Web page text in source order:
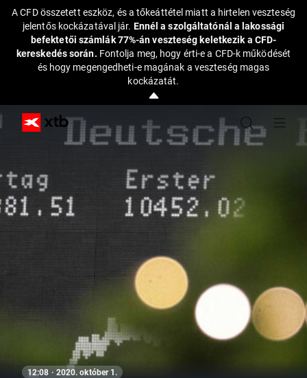
A CFD összetett eszköz, és a tőkeáttétel miatt a hirtelen veszteség
jelentős kockázatával jár. Ennél a szolgáltatónál a lakossági
befektetői számlák 77%-án veszteség keletkezik a CFD-
kereskedés során. Fontolja meg, hogy érti-e a CFD-k működését
és hogy megengedheti-e magának a veszteség magas
kockázatát.
12:08 · 2020. október 1.